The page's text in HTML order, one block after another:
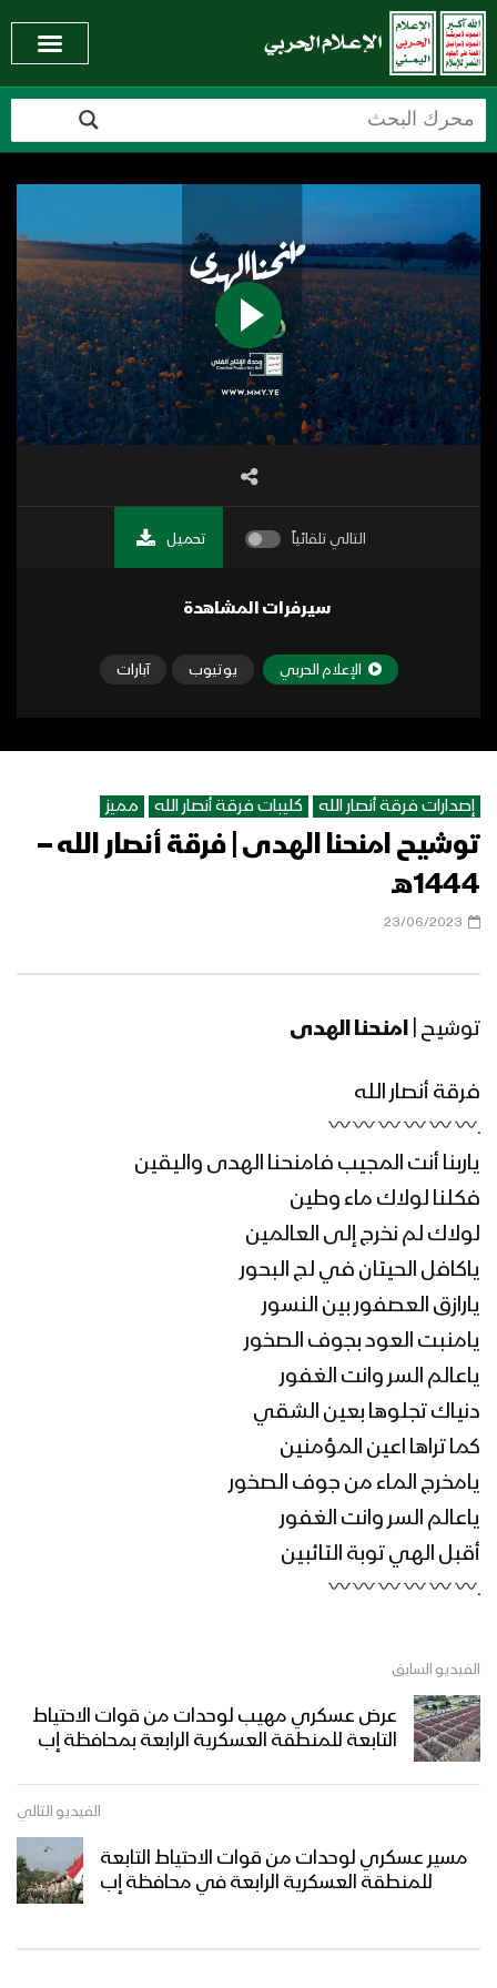
التالي تلقائياً تحميل
سيرفرات المشاهدة
الإعلام الحربي يوتيوب آبارات
إصدارات فرقة أنصار الله كليبات فرقة أنصار الله مميز
توشيح امنحنا الهدى | فرقة أنصار الله –
1444هـ
23/06/2023
توشيح | امنحنا الهدى
فرقة أنصار الله
ـ
ياربنا أنت المجيب فامنحنا الهدى واليقين
فكلنا لولاك ماء وطين
لولاك لم نخرج إلى العالمين
ياكافل الحيتان في لج البحور
يارازق العصفور بين النسور
يامنبت العود بجوف الصخور
ياعالم السر وانت الغفور
دنياك تجلوها بعين الشقي
كما تراها اعين المؤمنين
يامخرج الماء من جوف الصخور
ياعالم السر وانت الغفور
أقبل الهي توبة التائبين
ـ
الفيديو السابق
عرض عسكري مهيب لوحدات من قوات الاحتياط
التابعة للمنطقة العسكرية الرابعة بمحافظة إب
الفيديو التالي
مسير عسكري لوحدات من قوات الاحتياط التابعة
للمنطقة العسكرية الرابعة في محافظة إب